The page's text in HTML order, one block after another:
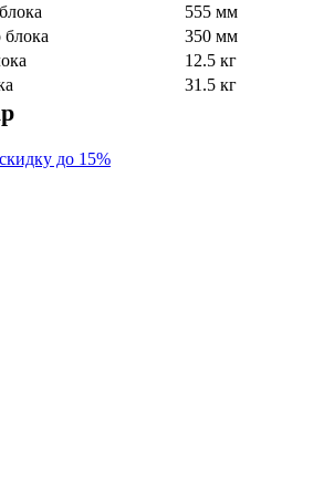
555 мм
350 мм
12.5 кг
31.5 кг
до 15%